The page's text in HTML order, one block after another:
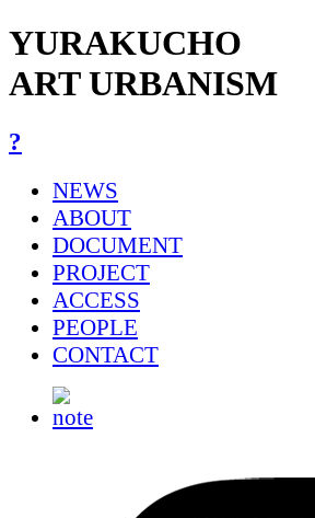
YURAKUCHO
ART URBANISM
?
NEWS
ABOUT
DOCUMENT
PROJECT
ACCESS
PEOPLE
CONTACT